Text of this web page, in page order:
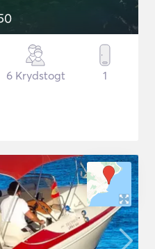
6 Krydstogt 1